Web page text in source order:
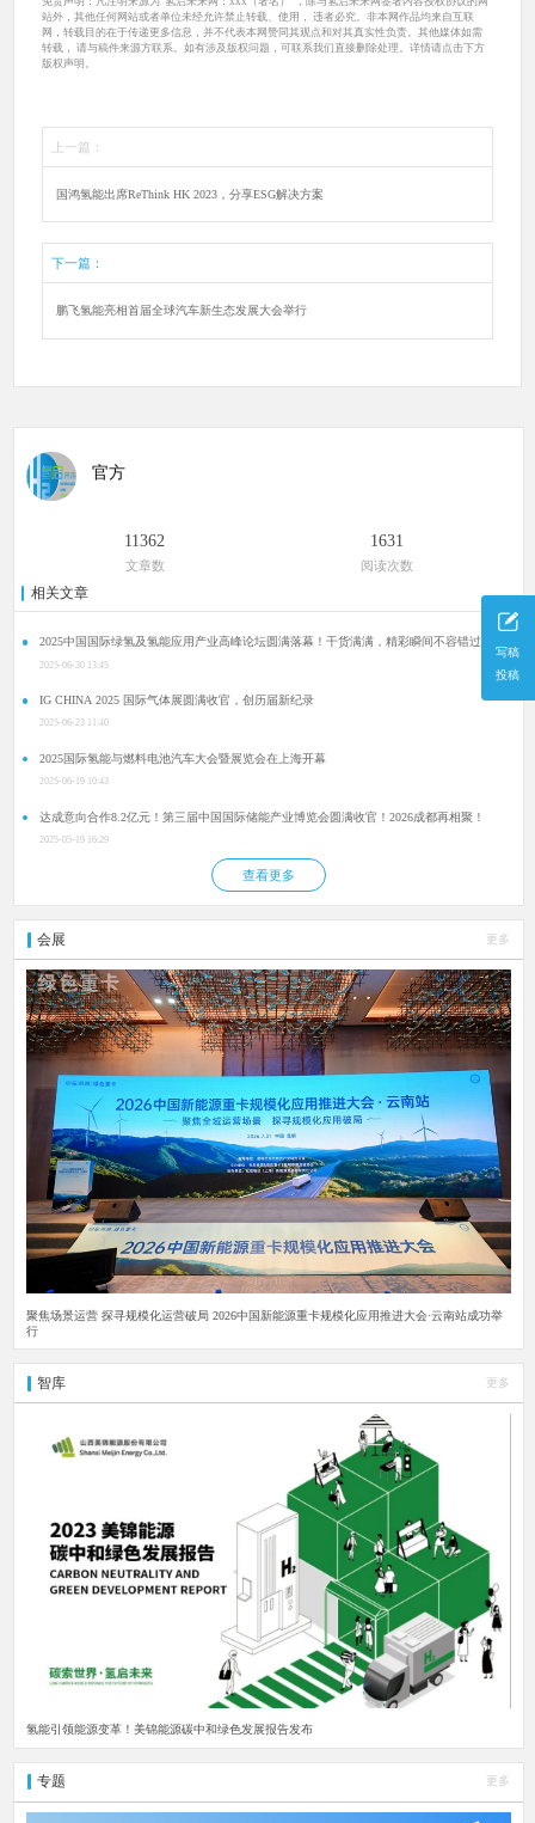
写稿
投稿
站外，其他任何网站或者单位未经允许禁止转载、使用， 违者必究。非本网作品均来自互联
网，转载目的在于传递更多信息，并不代表本网赞同其观点和对其真实性负责。其他媒体如需
转载， 请与稿件来源方联系。如有涉及版权问题，可联系我们直接删除处理。详情请点击下方
版权声明。
上一篇：
国鸿氢能出席ReThink HK 2023，分享ESG解决方案
下一篇：
鹏飞氢能亮相首届全球汽车新生态发展大会举行
官方
11362
文章数
1631
阅读次数
相关文章
2025中国国际绿氢及氢能应用产业高峰论坛圆满落幕！干货满满，精彩瞬间不容错过！
2025-06-30 13:45
IG CHINA 2025 国际气体展圆满收官，创历届新纪录
2025-06-23 11:40
2025国际氢能与燃料电池汽车大会暨展览会在上海开幕
2025-06-19 10:43
达成意向合作8.2亿元！第三届中国国际储能产业博览会圆满收官！2026成都再相聚！
2025-05-19 16:29
查看更多
会展 更多
聚焦场景运营 探寻规模化运营破局 2026中国新能源重卡规模化应用推进大会·云南站成功举
行
智库 更多
氢能引领能源变革！美锦能源碳中和绿色发展报告发布
专题 更多